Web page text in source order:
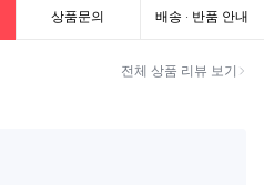
상품문의 배송 · 반품 안내